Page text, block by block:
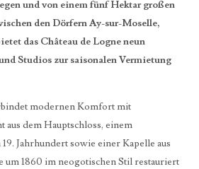
und von einem fünf Hektar großen
den Dörfern Ay-sur-Moselle,
das Château de Logne neun
Studios zur saisonalen Vermietung
modernen Komfort mit
aus dem Hauptschloss, einem
Jahrhundert sowie einer Kapelle aus
um 1860 im neogotischen Stil restauriert